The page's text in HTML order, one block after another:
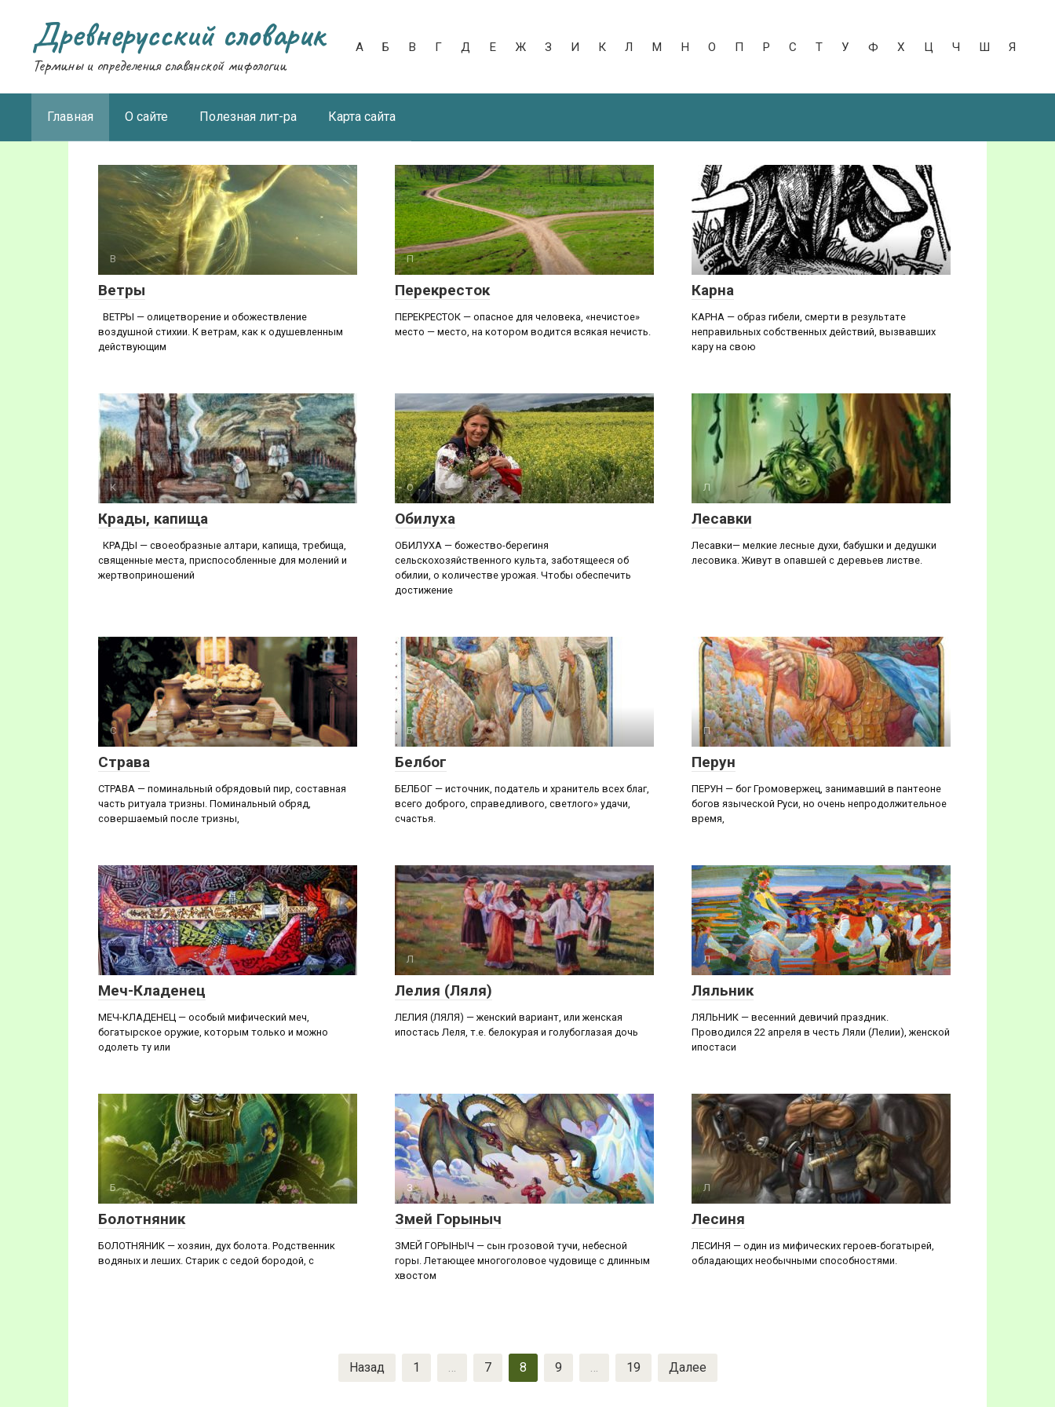
контентуДревнерусский словарик
Термины и определения славянской мифологии
А Б В Г Д Е Ж З И К Л М Н О П Р С Т У Ф Х Ц Ч Ш Я
Главная О сайте Полезная лит-ра Карта сайта
В
Ветры
ВЕТРЫ — олицетворение и обожествление
воздушной стихии. К ветрам, как к одушевленным
действующим
П
Перекресток
ПЕРЕКРЕСТОК — опасное для человека, «нечистое»
место — место, на котором водится всякая нечисть.
К
Карна
KAPHA — образ гибели, смерти в результате
неправильных собственных действий, вызвавших
кару на свою
К
Крады, капища
КРАДЫ — своеобразные алтари, капища, требища,
священные места, приспособленные для молений и
жертвоприношений
О
Обилуха
ОБИЛУХА — божество-берегиня
сельскохозяйственного культа, заботящееся об
обилии, о количестве урожая. Чтобы обеспечить
достижение
Л
Лесавки
Лесавки— мелкие лесные духи, бабушки и дедушки
лесовика. Живут в опавшей с деревьев листве.
С
Страва
СТРАВА — поминальный обрядовый пир, составная
часть ритуала тризны. Поминальный обряд,
совершаемый после тризны,
Б
Белбог
БЕЛБОГ — источник, податель и хранитель всех благ,
всего доброго, справедливого, светлого» удачи,
счастья.
П
Перун
ПЕРУН — бог Громовержец, занимавший в пантеоне
богов языческой Руси, но очень непродолжительное
время,
М
Меч-Кладенец
МЕЧ-КЛАДЕНЕЦ — особый мифический меч,
богатырское оружие, которым только и можно
одолеть ту или
Л
Лелия (Ляля)
ЛЕЛИЯ (ЛЯЛЯ) — женский вариант, или женская
ипостась Леля, т.е. белокурая и голубоглазая дочь
Л
Ляльник
ЛЯЛЬНИК — весенний девичий праздник.
Проводился 22 апреля в честь Ляли (Лелии), женской
ипостаси
Б
Болотняник
БОЛОТНЯНИК — хозяин, дух болота. Родственник
водяных и леших. Старик с седой бородой, с
З
Змей Горыныч
ЗМЕЙ ГОРЫНЫЧ — сын грозовой тучи, небесной
горы. Летающее многоголовое чудовище с длинным
хвостом
Л
Лесиня
ЛЕСИНЯ — один из мифических героев-богатырей,
обладающих необычными способностями.
Назад 1 … 7 8 9 … 19 Далее